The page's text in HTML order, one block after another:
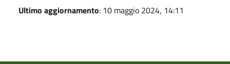
Ultimo aggiornamento: 10 maggio 2024, 14:11